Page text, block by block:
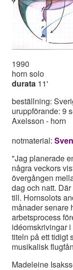
1990
horn solo
durata 11'
beställning:
uruppförande: 9
Axelsson - horn
notmaterial:
"Jag planerade
några veckors
övergången
dag och natt.
till. Hornsolots
månader senare
arbetsprocess
idéomskrivingar
titeln på ett tidigt
musikalisk
Madeleine